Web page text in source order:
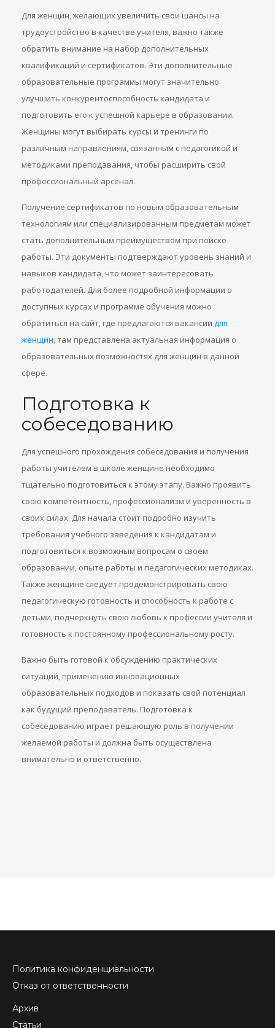
Для женщин, желающих увеличить свои шансы на
трудоустройство в качестве учителя, важно также
обратить внимание на набор дополнительных
квалификаций и сертификатов. Эти дополнительные
образовательные программы могут значительно
улучшить конкурентоспособность кандидата и
подготовить его к успешной карьере в образовании.
Женщины могут выбирать курсы и тренинги по
различным направлениям, связанным с педагогикой и
методиками преподавания, чтобы расширить свой
профессиональный арсенал.
Получение сертификатов по новым образовательным
технологиям или специализированным предметам может
стать дополнительным преимуществом при поиске
работы. Эти документы подтверждают уровень знаний и
навыков кандидата, что может заинтересовать
работодателей. Для более подробной информации о
доступных курсах и программе обучения можно
обратиться на сайт, где предлагаются вакансии для
женщин, там представлена актуальная информация о
образовательных возможностях для женщин в данной
сфере.
Подготовка к
собеседованию
Для успешного прохождения собеседования и получения
работы учителем в школе женщине необходимо
тщательно подготовиться к этому этапу. Важно проявить
свою компетентность, профессионализм и уверенность в
своих силах. Для начала стоит подробно изучить
требования учебного заведения к кандидатам и
подготовиться к возможным вопросам о своем
образовании, опыте работы и педагогических методиках.
Также женщине следует продемонстрировать свою
педагогическую готовность и способность к работе с
детьми, подчеркнуть свою любовь к профессии учителя и
готовность к постоянному профессиональному росту.
Важно быть готовой к обсуждению практических
ситуаций, применению инновационных
образовательных подходов и показать свой потенциал
как будущий преподаватель. Подготовка к
собеседованию играет решающую роль в получении
желаемой работы и должна быть осуществлена
внимательно и ответственно.
Политика конфиденциальности
Отказ от ответственности
Архив
Статьи